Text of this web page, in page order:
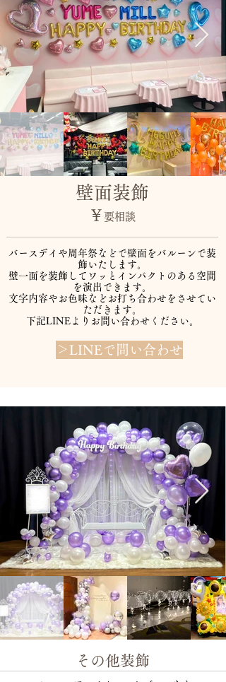
​壁面装飾
￥ 要相談
バースデイや周年祭などで壁面をバルーンで装
飾いたします。​
壁一面を装飾してワッとインパクトのある空間
を演出できます。
​文字内容やお色味などお打ち合わせをさせてい
ただきます。
​下記LINEよりお問い合わせください。
＞LINEで問い合わせ
​その他装飾